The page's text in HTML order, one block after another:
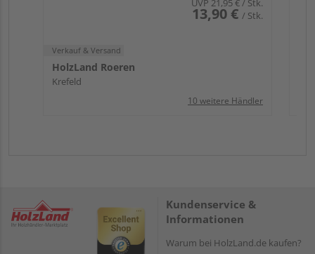
UVP 21,95 €/ Stk.
13,90 € / Stk.
Verkauf & Versand
HolzLand Roeren
Krefeld
10 weitere Händler
Kundenservice &
Informationen
Warum bei HolzLand.de kaufen?